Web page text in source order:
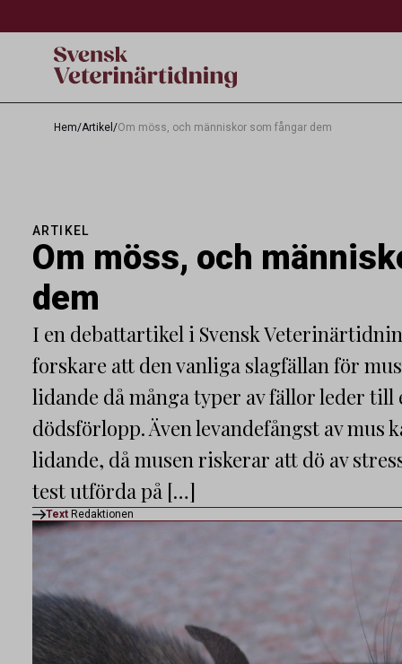
Hem/Artikel /Om möss, och människor som fångar dem
ARTIKEL
Om möss, och
dem
I en debattartikel i Svensk
forskare att den vanliga slagfällan för
lidande då många typer av fällor leder
dödsförlopp. Även levandefångst av mus
lidande, då musen riskerar att dö av
test utförda på […]
Text Redaktionen